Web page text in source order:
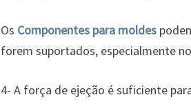
Os Componentes para moldes
forem suportados, especialmente
4- A força de ejeção é suficiente